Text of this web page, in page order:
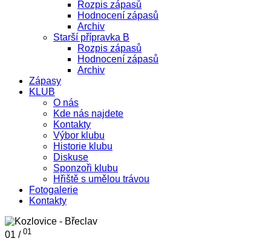
Rozpis zápasů
Hodnocení zápasů
Archiv
Starší přípravka B
Rozpis zápasů
Hodnocení zápasů
Archiv
Zápasy
KLUB
O nás
Kde nás najdete
Kontakty
Výbor klubu
Historie klubu
Diskuse
Sponzoři klubu
Hřiště s umělou trávou
Fotogalerie
Kontakty
01 / 01